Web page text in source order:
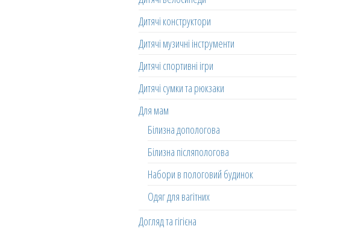
Дитячі конструктори
Дитячі музичні інструменти
Дитячі спортивні ігри
Дитячі сумки та рюкзаки
Для мам
Білизна допологова
Білизна післяпологова
Набори в пологовий будинок
Одяг для вагітних
Догляд та гігієна